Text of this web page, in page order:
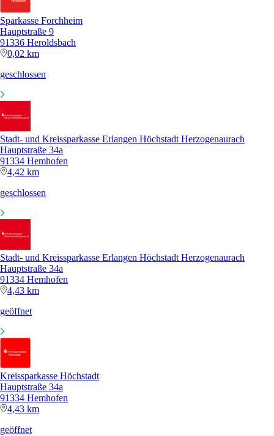
Sparkasse Forchheim
Hauptstraße 9
91336 Heroldsbach
0,02 km
geschlossen
Stadt- und Kreissparkasse Erlangen Höchstadt Herzogenaurach
Hauptstraße 34a
91334 Hemhofen
4,42 km
geschlossen
Stadt- und Kreissparkasse Erlangen Höchstadt Herzogenaurach
Hauptstraße 34a
91334 Hemhofen
4,43 km
geöffnet
Kreissparkasse Höchstadt
Hauptstraße 34a
91334 Hemhofen
4,43 km
geöffnet